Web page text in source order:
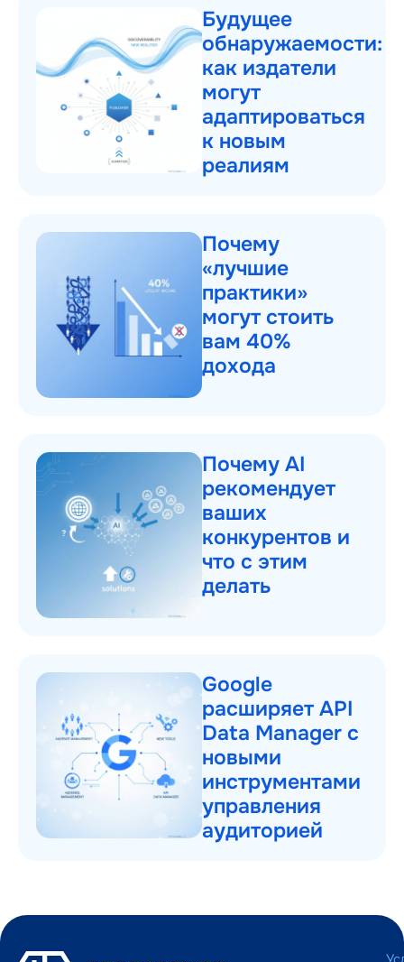
Будущее
обнаружаемости:
как издатели
могут
адаптироваться
к новым
реалиям
Почему
«лучшие
практики»
могут стоить
вам 40%
дохода
Почему AI
рекомендует
ваших
конкурентов и
что с этим
делать
Google
расширяет API
Data Manager с
новыми
инструментами
управления
аудиторией